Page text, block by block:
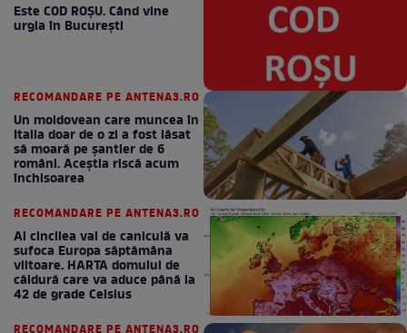
Este COD ROŞU. Când vine
urgia în Bucureşti
RECOMANDARE PE ANTENA3.RO
Un moldovean care muncea în
Italia doar de o zi a fost lăsat
să moară pe şantier de 6
români. Aceștia riscă acum
închisoarea
RECOMANDARE PE ANTENA3.RO
Al cincilea val de caniculă va
sufoca Europa săptămâna
viitoare. HARTA domului de
căldură care va aduce până la
42 de grade Celsius